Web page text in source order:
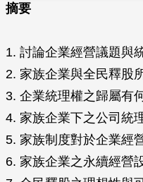
摘要
1. 討論企業經營議題與
2. 家族企業與全民釋股
3. 企業統理權之歸屬有
4. 家族企業下之公司統
5. 家族制度對於企業經
6. 家族企業之永續經營